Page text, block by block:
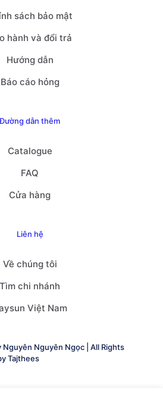
sách bảo mật
hành và đổi trả
Hướng dẫn
Báo cáo hỏng
Đường dẫn thêm
Catalogue
FAQ
Cửa hàng
Liên hệ
Về chúng tôi
Tìm chi nhánh
Việt Nam
Nguyên Nguyên Ngọc | All Rights
Tajthees